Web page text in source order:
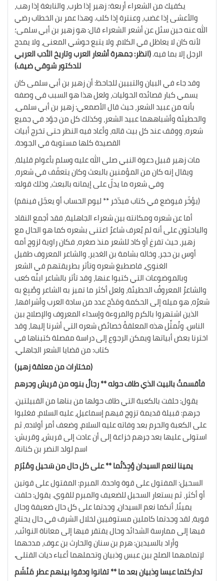
يكفيك من الشعراء أربعة؛ زهير إذا طرب، والنابغة إذا رهب،
والأعشى إذا غضب، وعنترة إذا كلب. وهذا عمر بن الخطاب رضي
الله عنه حين سئل عن أشعر الشعراء قال: هو زهير بن أبي سلمى؛
لأنه كان لا يعاظل في الكلام، ولا يتبع حوشي المعنى، ولا يمدح
الرجل إلا بما فيه.(انظر: جمهرة أشعار العرب وتاريخ الأدب العربي
للدكتور شوقي ضيف)
وقد جاء في البيان والتبيين للجاحظ: أن زهير بن أبي سلمى كان
يسمي كبار قصائده الحوليات، ولعل هذا هو السبب في وصفه
بأنه من عبيد الشعر، حيث قال الأصمعي: زهير بن أبي سلمى،
والحطيئة وأشباههما عبيد الشعر، وكذلك كل من جوّد في جميع
شعره، ووقف عند كل بيتقاله، وأعاد فيه النظر حتى تخرج أبيات
القصيدة كلها مستوية في الجودة.
مات زهير قبيل دعوة النبي صلى الله عليه وسلم بأعوام قليلة،
ويقال إنه كان من المؤمنين بالبعث وكان يتعفّف في شعره،
وفي شعره ما يدلّ على إيمانه بالبعث، وذلك قوله:
(يؤخّر فيوضع في كتاب فيدّخر ** ليوم الحساب أو يعجّل فينقم)
أما عن شعره ومكانته بين شعراء الجاهلية، فقد أجمع النقاد
والباحثون على أنه لم يُعرف شاعرٌ اعتنى بشعره كما هو الحال مع
زهير، حيث تفرغ أو كاد للشعر منذ صغره، فكان راوية لزوج أمه
أوس بن حجر، وخاله بشامة بن الغدير، والشاعر المعروف طفيل
الغنوي، فاصطبغ شعره وتأثر بطريقتهم في الشعر
وبالموضوعات التي كتبوا عنها، وقد تأثر بالشاعر ابنُه كعب
والشاعرُ المعروفُ الحطيئة، ولعل أكثر ما تميز به الشاعر وصُبِغ به
شعرُه، هو ميله إلى الحكمة ومَدْح عدد من سادة العرب وأشرافها،
الذين اشتهروا بالكرم والمروءة وإسداء المعروف والإصلاح بين
الناس. وتُمثِّل هذه المعلقةُ خصائصَ شعره التي أشرنا إليها، وقد
اخترنا بعض أبياتها ويمكن الرجوع إلى دراسة مفصلة كتبناها في
كتاب: من قضايا الشعر الجاهلي.
(مختارات من معلقة زهير)
فأقسمتُ بالبيت الذي طاف حوله ** رجالٌ بنوه من قريش وجرهم
يقول: حلفت بالكعبة التي طاف حولها من بناها من القبيلتين.
جرهم: قبيلة قديمة تزوج فيهم إسماعيل، عليه السلام، فغلبوا
على الكعبة والحرم بعد وفاته عليه السلام، وضعف أمر أولاده، ثم
استولى عليها بعد جرهم خزاعة إلى أن عادت إلى قريش، وقريش:
اسم لولد النضر بن كنانة.
يمينا لنعم السيدان وُجِدْتُما ** على كل حال من سَحيل ومُبْرَم
السحيل: المفتول على قوة واحدة. المبرم: المفتول على قوتين
أو أكثر، ثم يستعار السحيل للضعيف والمبرم للقوي. يقول: حلفت
يمينًا، أنكما نعم السيدان، وجدتما على كل حال ضعيفة وحال
قوية، لقد وجدتما كاملين مستوفيين لخلال الشرف في حال يحتاج
فيها إلى ممارسة الشدائد وحال يفتقر فيها إلى معاناة النوائب،
وأراد بالسيدين: هرم بن سنان والحارث بن عوف، مدحهما
لإتمامهما الصلح بين عبس وذبيان وتحملهما أعباء ديات القتلى.
تداركتما عبسا وذبيان بعد ما ** تفانوا ودقوا بينهم عطر مَنْشَم